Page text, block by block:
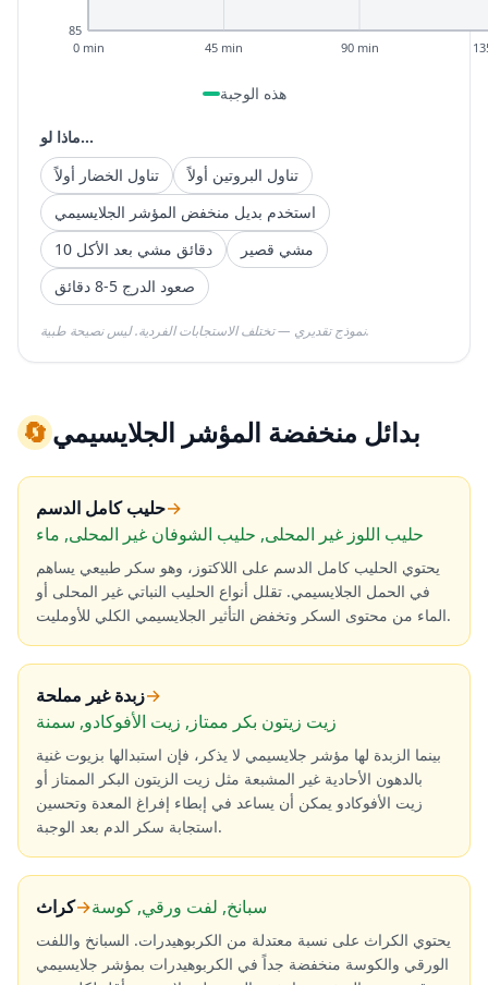
85
0 min 45 min 90 min
هذه الوجبة
ماذا لو...
تناول الخضار أولاً
تناول البروتين أولاً
استخدم بديل منخفض المؤشر الجلايسيمي
10 دقائق مشي بعد الأكل
مشي قصير
صعود الدرج 5-8 دقائق
نموذج تقديري — تختلف الاستجابات الفردية. ليس نصيحة طبية.
🔄بدائل منخفضة المؤشر الجلايسيمي
حليب كامل الدسم→
حليب اللوز غير المحلى, حليب الشوفان غير المحلى, ماء
يحتوي الحليب كامل الدسم على اللاكتوز، وهو سكر طبيعي يساهم
في الحمل الجلايسيمي. تقلل أنواع الحليب النباتي غير المحلى أو
الماء من محتوى السكر وتخفض التأثير الجلايسيمي الكلي للأومليت.
زبدة غير مملحة→
زيت زيتون بكر ممتاز, زيت الأفوكادو, سمنة
بينما الزبدة لها مؤشر جلايسيمي لا يذكر، فإن استبدالها بزيوت غنية
بالدهون الأحادية غير المشبعة مثل زيت الزيتون البكر الممتاز أو
زيت الأفوكادو يمكن أن يساعد في إبطاء إفراغ المعدة وتحسين
استجابة سكر الدم بعد الوجبة.
كراث→سبانخ, لفت ورقي, كوسة
يحتوي الكراث على نسبة معتدلة من الكربوهيدرات. السبانخ واللفت
الورقي والكوسة منخفضة جداً في الكربوهيدرات بمؤشر جلايسيمي